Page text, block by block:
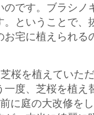
です。ブラシノ
。ということで、
宅に植えられる
桜を植えていた
度、芝桜を植え
に庭の大改修を